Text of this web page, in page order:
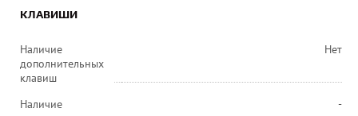
КЛАВИШИ
Наличие
дополнительных
клавиш
Нет
Наличие
-